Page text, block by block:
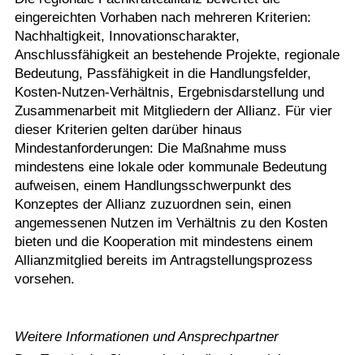
eingereichten Vorhaben nach mehreren Kriterien:
Nachhaltigkeit, Innovationscharakter,
Anschlussfähigkeit an bestehende Projekte, regionale
Bedeutung, Passfähigkeit in die Handlungsfelder,
Kosten-Nutzen-Verhältnis, Ergebnisdarstellung und
Zusammenarbeit mit Mitgliedern der Allianz. Für vier
dieser Kriterien gelten darüber hinaus
Mindestanforderungen: Die Maßnahme muss
mindestens eine lokale oder kommunale Bedeutung
aufweisen, einem Handlungsschwerpunkt des
Konzeptes der Allianz zuzuordnen sein, einen
angemessenen Nutzen im Verhältnis zu den Kosten
bieten und die Kooperation mit mindestens einem
Allianzmitglied bereits im Antragstellungsprozess
vorsehen.
Weitere Informationen und Ansprechpartner